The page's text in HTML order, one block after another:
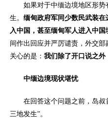
如果对于中缅边境地区形势
生。 缅甸政府军同少数民武装
入中国，甚至缅甸军人进入中
间作出回应并严厉谴责，外交
关心的是： 我们除了开口说之外
中缅边境现状堪忧
在回答这个问题之前，岛叔
三地发生”。